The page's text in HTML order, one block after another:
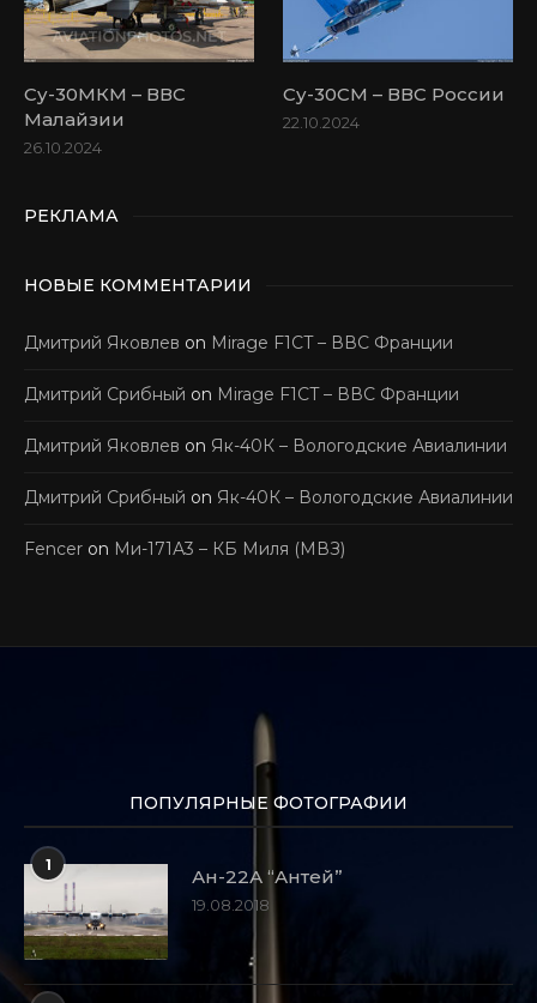
Су-30МКМ – ВВС
Малайзии
26.10.2024
Су-30СМ – ВВС России
22.10.2024
РЕКЛАМА
НОВЫЕ КОММЕНТАРИИ
Дмитрий Яковлев on Mirage F1CT – ВВС Франции
Дмитрий Срибный on Mirage F1CT – ВВС Франции
Дмитрий Яковлев on Як-40К – Вологодские Авиалинии
Дмитрий Срибный on Як-40К – Вологодские Авиалинии
Fencer on Ми-171А3 – КБ Миля (МВЗ)
ПОПУЛЯРНЫЕ ФОТОГРАФИИ
1
Ан-22А “Антей”
19.08.2018